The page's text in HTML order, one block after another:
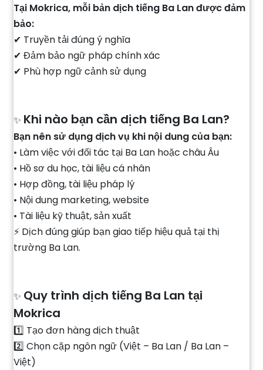
Tại Mokrica, mỗi bản dịch tiếng Ba Lan được đảm
bảo:
✔ Truyền tải đúng ý nghĩa
✔ Đảm bảo ngữ pháp chính xác
✔ Phù hợp ngữ cảnh sử dụng
✨ Khi nào bạn cần dịch tiếng Ba Lan?
Bạn nên sử dụng dịch vụ khi nội dung của bạn:
• Làm việc với đối tác tại Ba Lan hoặc châu Âu
• Hồ sơ du học, tài liệu cá nhân
• Hợp đồng, tài liệu pháp lý
• Nội dung marketing, website
• Tài liệu kỹ thuật, sản xuất
⚡ Dịch đúng giúp bạn giao tiếp hiệu quả tại thị
trường Ba Lan.
✨ Quy trình dịch tiếng Ba Lan tại
Mokrica
1️⃣ Tạo đơn hàng dịch thuật
2️⃣ Chọn cặp ngôn ngữ (Việt – Ba Lan / Ba Lan –
Việt)